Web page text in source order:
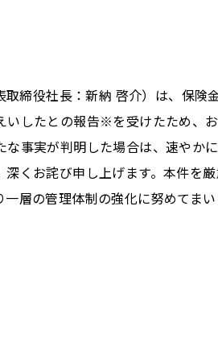
締役社長：新納 啓介）は、保険
したとの報告※を受けたため、お
事実が判明した場合は、速やかに
くお詫び申し上げます。本件を
層の管理体制の強化に努めてまい